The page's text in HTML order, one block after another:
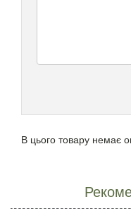
В цього товару немає